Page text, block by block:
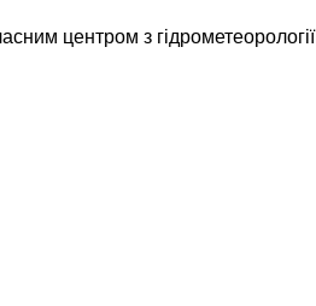
центром з гідрометеорології